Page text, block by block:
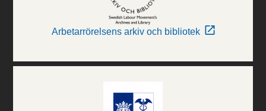
Arbetarrörelsens arkiv och bibliotek